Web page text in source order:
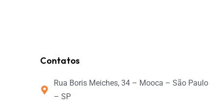
Contatos
Rua Boris Meiches, 34 – Mooca – São Paulo
– SP